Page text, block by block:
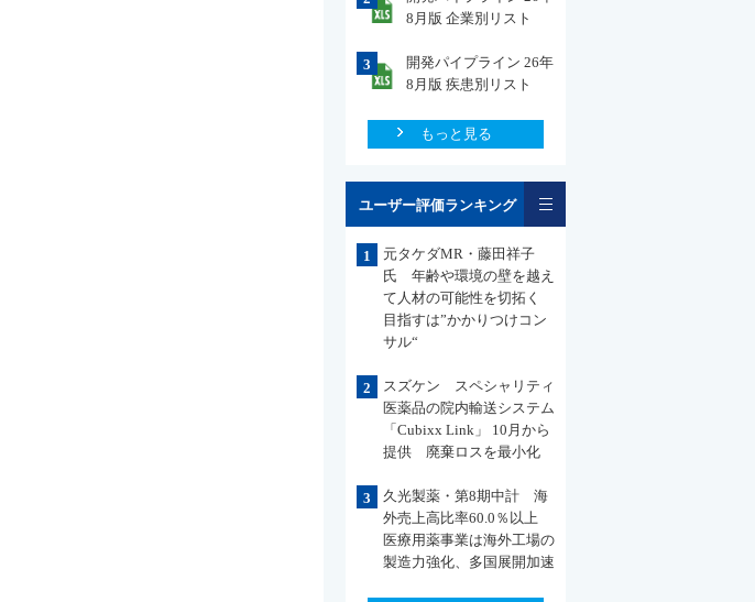
8月版 企業別リスト
3
開発パイプライン 26年
8月版 疾患別リスト
もっと見る
ユーザー評価ランキング
1
元タケダMR・藤田祥子
氏 年齢や環境の壁を越え
て人材の可能性を切拓く
目指すは”かかりつけコン
サル“
2
スズケン スペシャリティ
医薬品の院内輸送システム
「Cubixx Link」 10月から
提供 廃棄ロスを最小化
3
久光製薬・第8期中計 海
外売上高比率60.0％以上
医療用薬事業は海外工場の
製造力強化、多国展開加速